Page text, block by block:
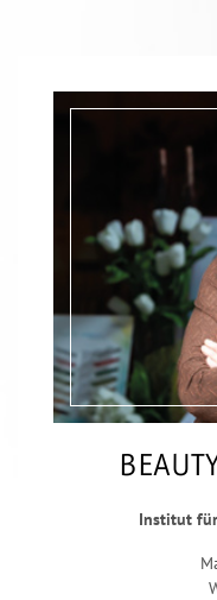
Institut